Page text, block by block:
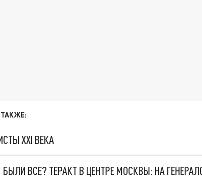
XXI ВЕКА
ВСЕ? ТЕРАКТ В ЦЕНТРЕ МОСКВЫ: НА